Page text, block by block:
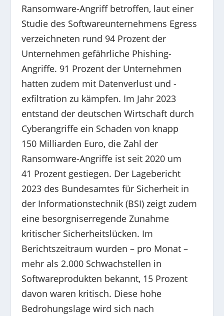
Ransomware-Angriff betroffen, laut einer
Studie des Softwareunternehmens Egress
verzeichneten rund 94 Prozent der
Unternehmen gefährliche Phishing-
Angriffe. 91 Prozent der Unternehmen
hatten zudem mit Datenverlust und -
exfiltration zu kämpfen. Im Jahr 2023
entstand der deutschen Wirtschaft durch
Cyberangriffe ein Schaden von knapp
150 Milliarden Euro, die Zahl der
Ransomware-Angriffe ist seit 2020 um
41 Prozent gestiegen. Der Lagebericht
2023 des Bundesamtes für Sicherheit in
der Informationstechnik (BSI) zeigt zudem
eine besorgniserregende Zunahme
kritischer Sicherheitslücken. Im
Berichtszeitraum wurden – pro Monat –
mehr als 2.000 Schwachstellen in
Softwareprodukten bekannt, 15 Prozent
davon waren kritisch. Diese hohe
Bedrohungslage wird sich nach